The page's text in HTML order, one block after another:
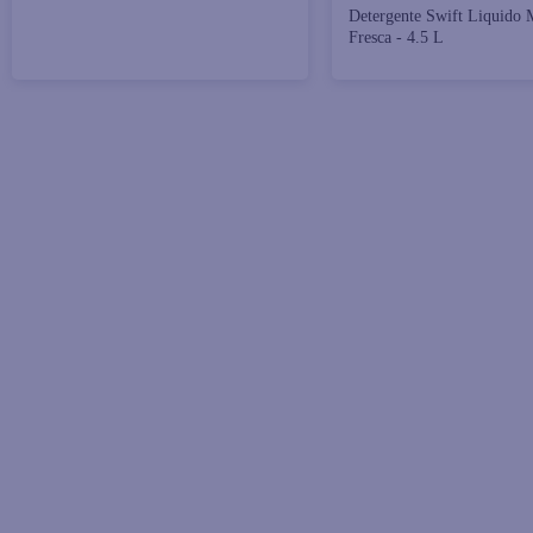
Detergente Swift Liquido
Fresca - 4.5 L